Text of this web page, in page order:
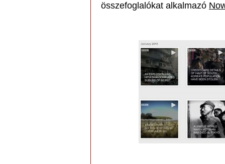
összefoglalókat alkalmazó